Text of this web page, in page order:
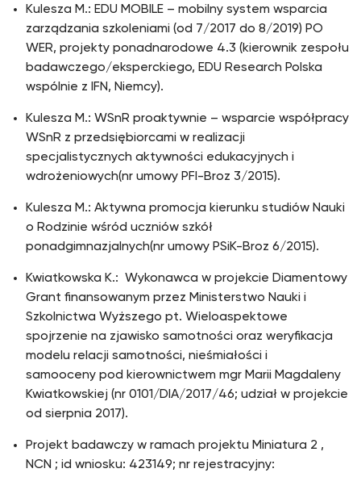
Kulesza M.: EDU MOBILE – mobilny system wsparcia
zarządzania szkoleniami (od 7/2017 do 8/2019) PO
WER, projekty ponadnarodowe 4.3 (kierownik zespołu
badawczego/eksperckiego, EDU Research Polska
wspólnie z IFN, Niemcy).
Kulesza M.: WSnR proaktywnie – wsparcie współpracy
WSnR z przedsiębiorcami w realizacji
specjalistycznych aktywności edukacyjnych i
wdrożeniowych(nr umowy PFI-Broz 3/2015).
Kulesza M.: Aktywna promocja kierunku studiów Nauki
o Rodzinie wśród uczniów szkół
ponadgimnazjalnych(nr umowy PSiK-Broz 6/2015).
Kwiatkowska K.: Wykonawca w projekcie Diamentowy
Grant finansowanym przez Ministerstwo Nauki i
Szkolnictwa Wyższego pt. Wieloaspektowe
spojrzenie na zjawisko samotności oraz weryfikacja
modelu relacji samotności, nieśmiałości i
samooceny pod kierownictwem mgr Marii Magdaleny
Kwiatkowskiej (nr 0101/DIA/2017/46; udział w projekcie
od sierpnia 2017).
Projekt badawczy w ramach projektu Miniatura 2 ,
NCN ; id wniosku: 423149; nr rejestracyjny: